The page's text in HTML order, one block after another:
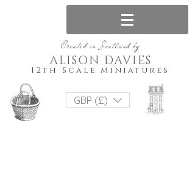
Created in Scotland by
12th Scale Miniatures
ALISON DAVIES
GBP (£)